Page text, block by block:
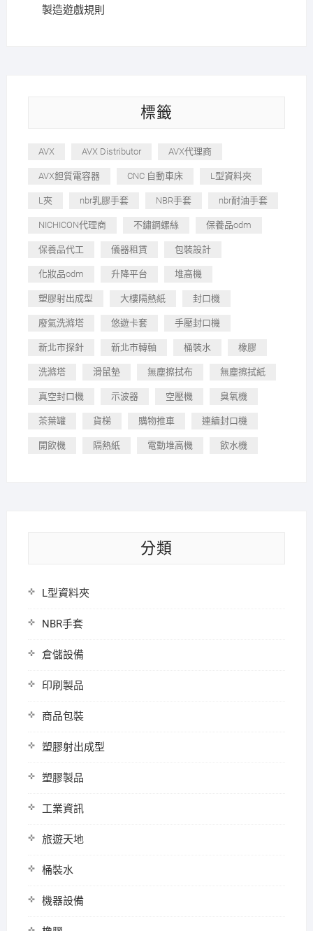
製造遊戲規則
標籤
AVX AVX Distributor AVX代理商
AVX鉭質電容器 CNC 自動車床 L型資料夾
L夾 nbr乳膠手套 NBR手套 nbr耐油手套
NICHICON代理商 不鏽鋼螺絲 保養品odm
保養品代工 儀器租賃 包裝設計
化妝品odm 升降平台 堆高機
塑膠射出成型 大樓隔熱紙 封口機
廢氣洗滌塔 悠遊卡套 手壓封口機
新北市探針 新北市轉軸 桶裝水 橡膠
洗滌塔 滑鼠墊 無塵擦拭布 無塵擦拭紙
真空封口機 示波器 空壓機 臭氧機
茶葉罐 貨梯 購物推車 連續封口機
開飲機 隔熱紙 電動堆高機 飲水機
分類
L型資料夾
NBR手套
倉儲設備
印刷製品
商品包裝
塑膠射出成型
塑膠製品
工業資訊
旅遊天地
桶裝水
機器設備